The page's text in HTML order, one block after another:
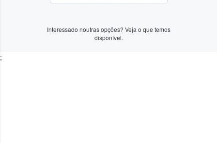
Interessado noutras opções? Veja o que temos
disponível.
;